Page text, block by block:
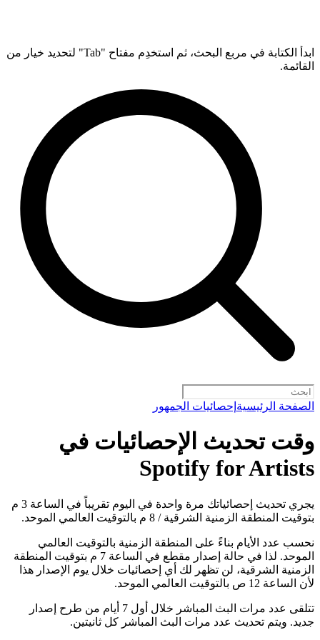
ابدأ الكتابة في مربع البحث، ثم استخدِم مفتاح "Tab" لتحديد خيار من
القائمة.
الصفحة الرئيسية إحصائيات الجمهور
وقت تحديث الإحصائيات في
Spotify for Artists
يجري تحديث إحصائياتك مرة واحدة في اليوم تقريباً في الساعة 3 م
بتوقيت المنطقة الزمنية الشرقية / 8 م بالتوقيت العالمي الموحد.
نحسب عدد الأيام بناءً على المنطقة الزمنية بالتوقيت العالمي
الموحد. لذا في حالة إصدار مقطع في الساعة 7 م بتوقيت المنطقة
الزمنية الشرقية، لن تظهر لك أي إحصائيات خلال يوم الإصدار هذا
لأن الساعة 12 ص بالتوقيت العالمي الموحد.
تتلقى عدد مرات البث المباشر خلال أول 7 أيام من طرح إصدار
جديد. ويتم تحديث عدد مرات البث المباشر كل ثانيتين.